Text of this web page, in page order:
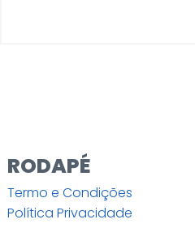
RODAPÉ
Termo e Condições
Política Privacidade